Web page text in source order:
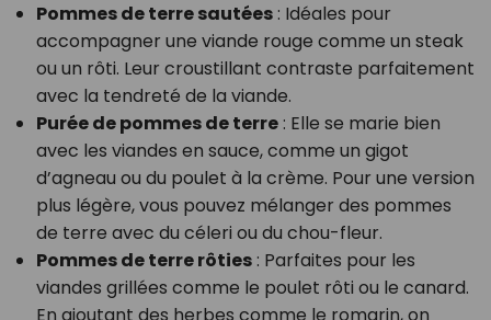
Pommes de terre sautées: Idéales pour
accompagner une viande rouge comme un steak
ou un rôti. Leur croustillant contraste parfaitement
avec la tendreté de la viande.
Purée de pommes de terre: Elle se marie bien
avec les viandes en sauce, comme un gigot
d’agneau ou du poulet à la crème. Pour une version
plus légère, vous pouvez mélanger des pommes
de terre avec du céleri ou du chou-fleur.
Pommes de terre rôties: Parfaites pour les
viandes grillées comme le poulet rôti ou le canard.